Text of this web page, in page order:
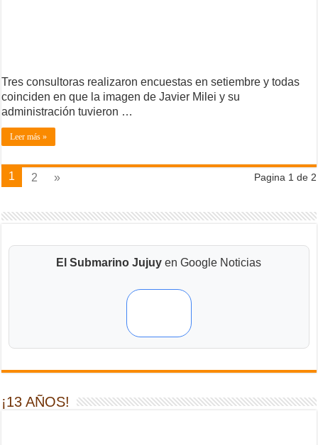
Tres consultoras realizaron encuestas en setiembre y todas
coinciden en que la imagen de Javier Milei y su
administración tuvieron …
Leer más »
Pagina 1 de 2
1 2 »
El Submarino Jujuy en Google Noticias
¡13 AÑOS!